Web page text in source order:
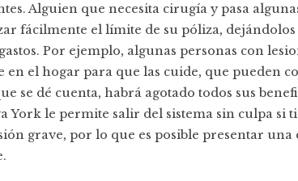
Alguien que necesita cirugía y pasa
fácilmente el límite de su póliza,
Por ejemplo, algunas personas con
en el hogar para que las cuide, que pueden
se dé cuenta, habrá agotado todos sus
York le permite salir del sistema sin culpa si
grave, por lo que es posible presentar una